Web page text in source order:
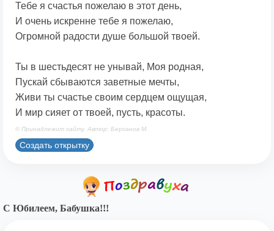
Тебе я счастья пожелаю в этот день,
И очень искренне тебе я пожелаю,
Огромной радости душе большой твоей.
Ты в шестьдесят не унывай, Моя родная,
Пускай сбываются заветные мечты,
Живи ты счастье своим сердцем ощущая,
И мир сияет от твоей, пусть, красоты.
© Принадлежит сайту. Автор: Берсанов М.
Создать открытку
С Юбилеем, Бабушка!!!